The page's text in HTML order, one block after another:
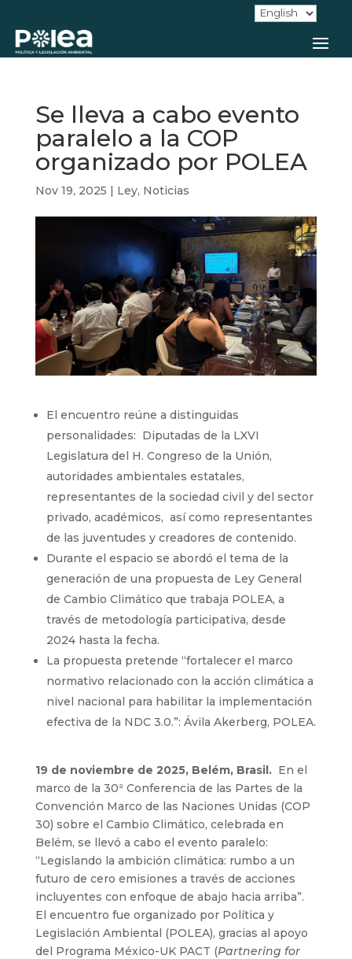
Se lleva a cabo evento
paralelo a la COP
organizado por POLEA
Nov 19, 2025 | Ley, Noticias
El encuentro reúne a distinguidas
personalidades: Diputadas de la LXVI
Legislatura del H. Congreso de la Unión,
autoridades ambientales estatales,
representantes de la sociedad civil y del sector
privado, académicos, así como representantes
de las juventudes y creadores de contenido.
Durante el espacio se abordó el tema de la
generación de una propuesta de Ley General
de Cambio Climático que trabaja POLEA, a
través de metodología participativa, desde
2024 hasta la fecha.
La propuesta pretende “fortalecer el marco
normativo relacionado con la acción climática a
nivel nacional para habilitar la implementación
efectiva de la NDC 3.0.”: Ávila Akerberg, POLEA.
19 de noviembre de 2025, Belém, Brasil.En el
marco de la 30ª Conferencia de las Partes de la
Convención Marco de las Naciones Unidas (COP
30) sobre el Cambio Climático, celebrada en
Belém, se llevó a cabo el evento paralelo:
“Legislando la ambición climática: rumbo a un
futuro de cero emisiones a través de acciones
incluyentes con enfoque de abajo hacia arriba”.
El encuentro fue organizado por Política y
Legislación Ambiental (POLEA), gracias al apoyo
del Programa México-UK PACT (Partnering for